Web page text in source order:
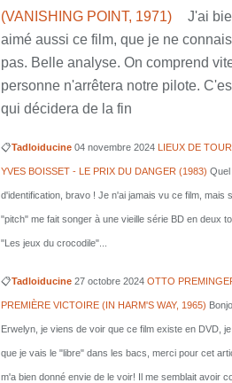
(VANISHING POINT, 1971)
J'ai
aimé aussi ce film, que je ne
pas. Belle analyse. On comprend
personne n'arrêtera notre pilote.
qui décidera de la fin
📋Tadloiducine 04 novembre 2024 LIEUX DE
YVES BOISSET - LE PRIX DU DANGER (1983) Quel
d'identification, bravo ! Je n'ai jamais vu ce film, mais
"pitch" me fait songer à une vieille série BD en deux
"Les jeux du crocodile"...
📋Tadloiducine 27 octobre 2024 OTTO
PREMIÈRE VICTOIRE (IN HARM'S WAY, 1965)
Erwelyn, je viens de voir que ce film existe en DVD,
que je vais le "libre" dans les bacs, merci pour cet
m'a bien donné envie de le voir! Il me semblait avoir